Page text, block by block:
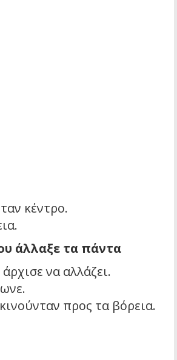
κέντρο.
άλλαξε τα πάντα
να αλλάζει.
προς τα βόρεια.